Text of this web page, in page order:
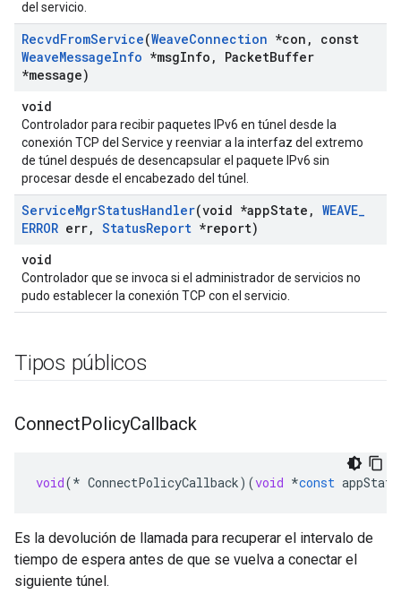
del servicio.
RecvdFromService(WeaveConnection *con ,
const
WeaveMessageInfo *msgInfo , PacketBuffer
*message)
void
Controlador para recibir paquetes IPv6 en túnel desde la
conexión TCP del Service y reenviar a la interfaz del extremo
de túnel después de desencapsular el paquete IPv6 sin
procesar desde el encabezado del túnel.
ServiceMgrStatusHandler(void *appState , WEAVE_
ERROR err, StatusReport *report)
void
Controlador que se invoca si el administrador de servicios no
pudo establecer la conexión TCP con el servicio.
Tipos públicos
ConnectPolicyCallback
void(* ConnectPolicyCallback)(void *const appState
Es la devolución de llamada para recuperar el intervalo de
tiempo de espera antes de que se vuelva a conectar el
siguiente túnel.